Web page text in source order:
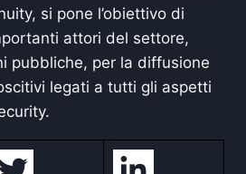
si pone l’obiettivo di
attori del settore,
pubbliche, per la diffusione
legati a tutti gli aspetti